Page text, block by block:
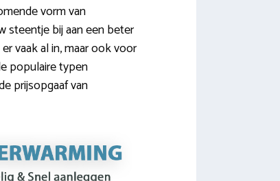
vorm van
steentje bij aan een beter
vaak al in, maar ook voor
populaire typen
prijsopgaaf van